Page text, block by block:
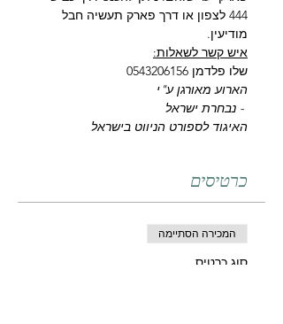
444 לצפון או דרך פארק תעשיה חבל
מודיעין.
איש קשר לשאלות:
שלו פלדמן 0543206156
הארוע מאורגן ע"י
- נבחרת ישראל
האיגוד לספורט הניווט בישראל
כרטיסים
המכירה הסתיימה
סוג כרטיס